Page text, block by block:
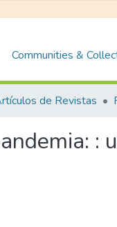
Communities &
de Revistas
: